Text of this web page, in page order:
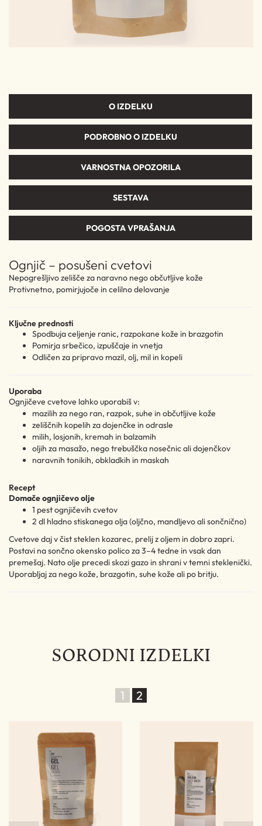
O IZDELKU
PODROBNO O IZDELKU
VARNOSTNA OPOZORILA
SESTAVA
POGOSTA VPRAŠANJA
Ognjič – posušeni cvetovi
Nepogrešljivo zelišče za naravno nego občutljive kože
Protivnetno, pomirjujoče in celilno delovanje
Ključne prednosti
Spodbuja celjenje ranic, razpokane kože in brazgotin
Pomirja srbečico, izpuščaje in vnetja
Odličen za pripravo mazil, olj, mil in kopeli
Uporaba
Ognjičeve cvetove lahko uporabiš v:
mazilih za nego ran, razpok, suhe in občutljive kože
zeliščnih kopelih za dojenčke in odrasle
milih, losjonih, kremah in balzamih
oljih za masažo, nego trebuščka nosečnic ali dojenčkov
naravnih tonikih, obkladkih in maskah
Recept
Domače ognjičevo olje
1 pest ognjičevih cvetov
2 dl hladno stiskanega olja (oljčno, mandljevo ali sončnično)
Cvetove daj v čist steklen kozarec, prelij z oljem in dobro zapri.
Postavi na sončno okensko polico za 3–4 tedne in vsak dan
premešaj. Nato olje precedi skozi gazo in shrani v temni steklenički.
Uporabljaj za nego kože, brazgotin, suhe kože ali po britju.
SORODNI IZDELKI
1 2